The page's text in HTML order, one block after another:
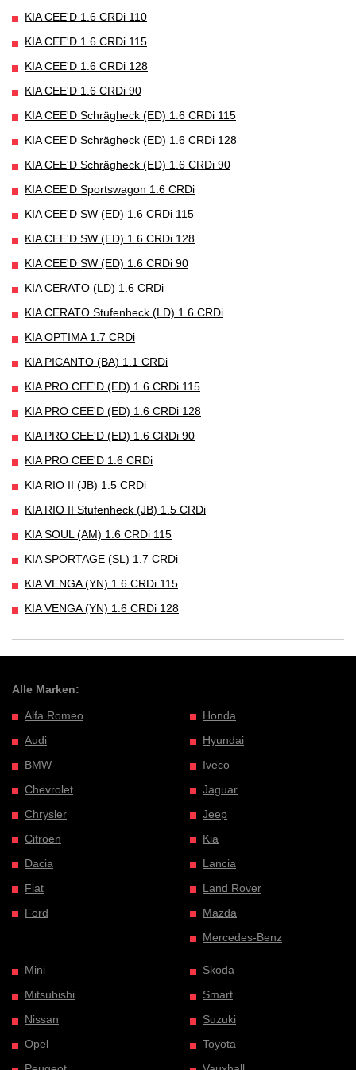
KIA CEE'D 1.6 CRDi 110
KIA CEE'D 1.6 CRDi 115
KIA CEE'D 1.6 CRDi 128
KIA CEE'D 1.6 CRDi 90
KIA CEE'D Schrägheck (ED) 1.6 CRDi 115
KIA CEE'D Schrägheck (ED) 1.6 CRDi 128
KIA CEE'D Schrägheck (ED) 1.6 CRDi 90
KIA CEE'D Sportswagon 1.6 CRDi
KIA CEE'D SW (ED) 1.6 CRDi 115
KIA CEE'D SW (ED) 1.6 CRDi 128
KIA CEE'D SW (ED) 1.6 CRDi 90
KIA CERATO (LD) 1.6 CRDi
KIA CERATO Stufenheck (LD) 1.6 CRDi
KIA OPTIMA 1.7 CRDi
KIA PICANTO (BA) 1.1 CRDi
KIA PRO CEE'D (ED) 1.6 CRDi 115
KIA PRO CEE'D (ED) 1.6 CRDi 128
KIA PRO CEE'D (ED) 1.6 CRDi 90
KIA PRO CEE'D 1.6 CRDi
KIA RIO II (JB) 1.5 CRDi
KIA RIO II Stufenheck (JB) 1.5 CRDi
KIA SOUL (AM) 1.6 CRDi 115
KIA SPORTAGE (SL) 1.7 CRDi
KIA VENGA (YN) 1.6 CRDi 115
KIA VENGA (YN) 1.6 CRDi 128
Alle Marken:
Alfa Romeo
Audi
BMW
Chevrolet
Chrysler
Citroen
Dacia
Fiat
Ford
Honda
Hyundai
Iveco
Jaguar
Jeep
Kia
Lancia
Land Rover
Mazda
Mercedes-Benz
Mini
Mitsubishi
Nissan
Opel
Skoda
Smart
Suzuki
Toyota